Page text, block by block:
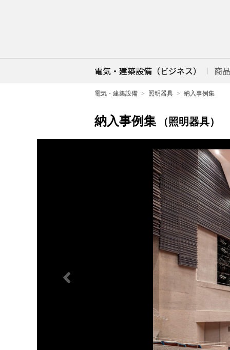
電気・建築設備（ビジネス） 商
電気・建築設備 照明器具 納入事例集
納入事例集 （照明器具）